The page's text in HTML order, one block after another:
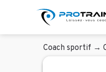
Coach sportif →